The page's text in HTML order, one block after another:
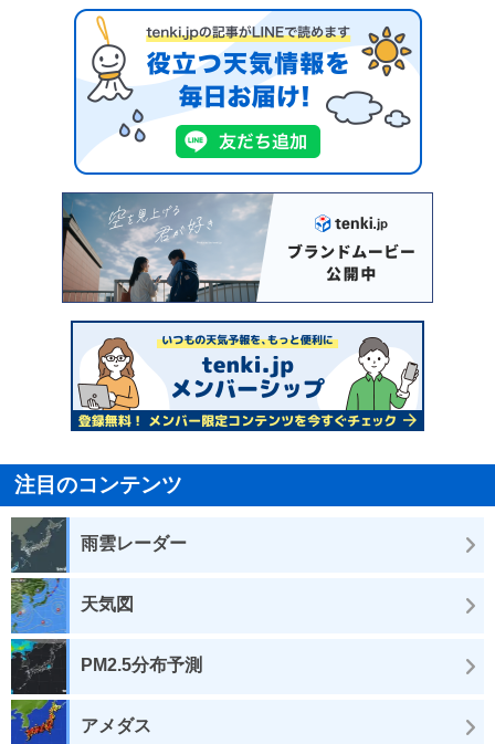
注目のコンテンツ
雨雲レーダー
天気図
PM2.5分布予測
アメダス